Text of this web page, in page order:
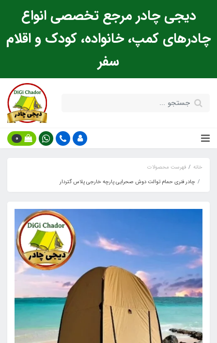
دیجی چادر مرجع تخصصی انواع
چادرهای کمپ، خانواده، کودک و اقلام
سفر
0
خانه
فهرست محصولات
چادر فنری حمام توالت دوش صحرایی پارچه خارجی پلاس گتردار